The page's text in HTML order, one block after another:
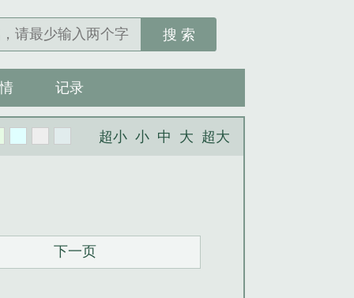
搜 索
记录
超小 小 中 大 超大
下一页